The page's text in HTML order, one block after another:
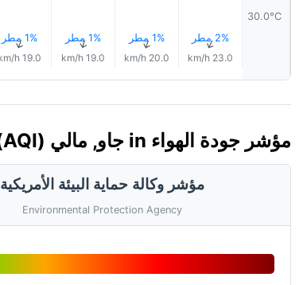
30.0°C
2% مطر↑
23.0 km/h
1% مطر↑
20.0 km/h
1% مطر↑
19.0 km/h
1% مطر↑
19.0 km/h
مؤشر جودة الهواء in جاو, مالي 🇲🇱 (AQI)
مؤشر وكالة حماية البيئة الأمريكية
Environmental Protection Agency